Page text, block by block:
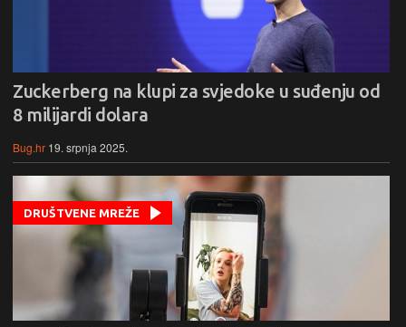
Zuckerberg na klupi za svjedoke u suđenju od
8 milijardi dolara
Bug.hr 19. srpnja 2025.
DRUŠTVENE MREŽE